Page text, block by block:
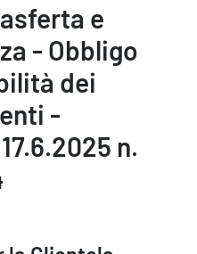
e
- Obbligo
dei
-
n.